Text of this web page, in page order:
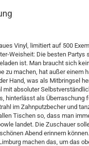
Vinyl, limitiert auf 500
Weisheit: Die besten Partys
ist. Man braucht sich
zu machen, hat außer einem
Hand, was als Mitbringsel
mit absoluter
hinterlässt als Überraschung
im Zahnputzbecher und
Tischen so, dass man
landet. Die Zuschauer
Abend erinnern
machen das, um das